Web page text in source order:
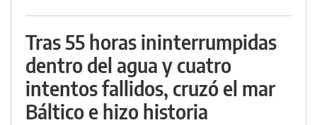
Tras 55 horas ininterrumpidas
dentro del agua y cuatro
intentos fallidos, cruzó el mar
Báltico e hizo historia